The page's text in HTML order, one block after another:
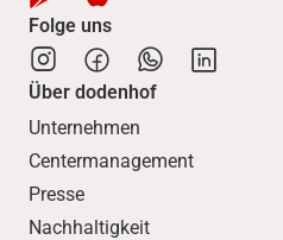
Folge uns
Über dodenhof
Unternehmen
Centermanagement
Presse
Nachhaltigkeit